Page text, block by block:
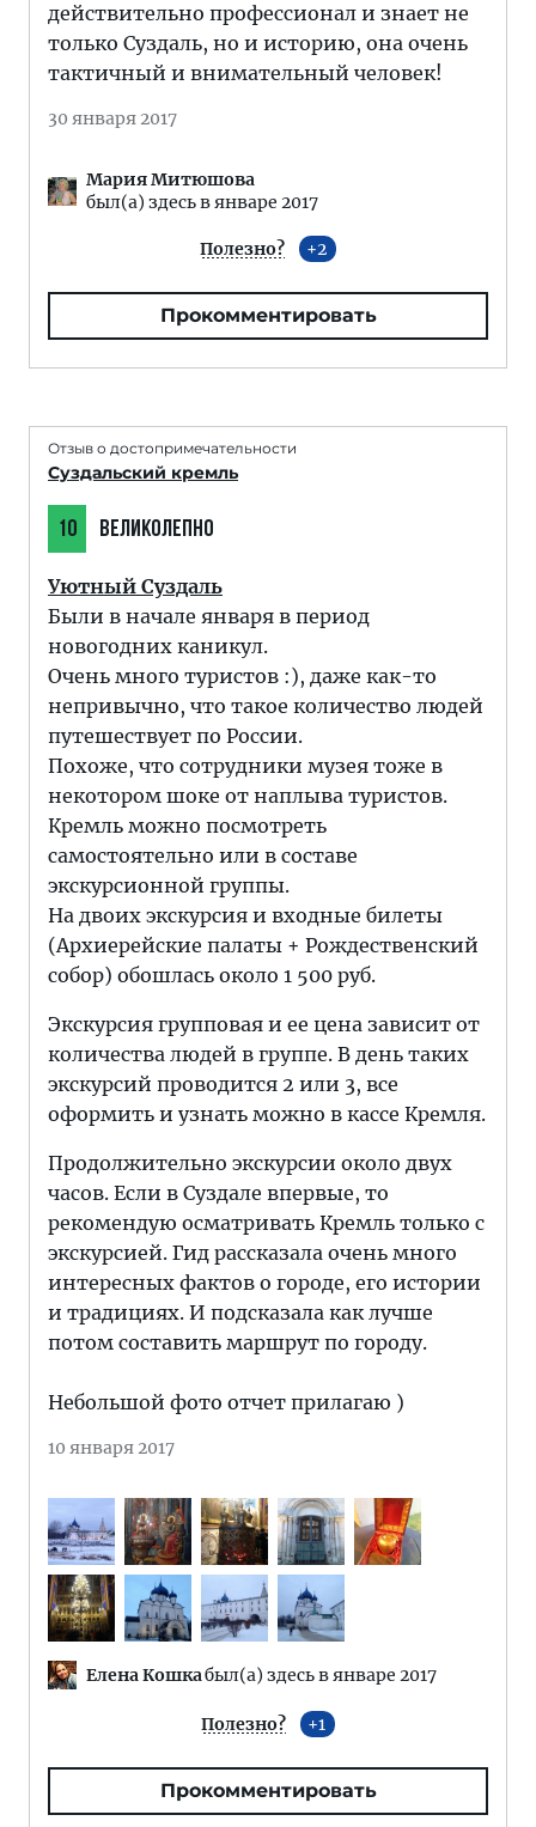
действительно профессионал и знает не
только Суздаль, но и историю, она очень
тактичный и внимательный человек!
30 января 2017
Мария Митюшова
был(а) здесь в январе 2017
Полезно? 2
Прокомментировать
Отзыв о достопримечательности
Суздальский кремль
10 ВЕЛИКОЛЕПНО
Уютный Суздаль
Были в начале января в период
новогодних каникул.
Очень много туристов :), даже как-то
непривычно, что такое количество людей
путешествует по России.
Похоже, что сотрудники музея тоже в
некотором шоке от наплыва туристов.
Кремль можно посмотреть
самостоятельно или в составе
экскурсионной группы.
На двоих экскурсия и входные билеты
(Архиерейские палаты + Рождественский
собор) обошлась около 1 500 руб.
Экскурсия групповая и ее цена зависит от
количества людей в группе. В день таких
экскурсий проводится 2 или 3, все
оформить и узнать можно в кассе Кремля.
Продолжительно экскурсии около двух
часов. Если в Суздале впервые, то
рекомендую осматривать Кремль только с
экскурсией. Гид рассказала очень много
интересных фактов о городе, его истории
и традициях. И подсказала как лучше
потом составить маршрут по городу.
Небольшой фото отчет прилагаю )
10 января 2017
Елена Кошкабыл(а) здесь в январе 2017
Полезно? 1
Прокомментировать